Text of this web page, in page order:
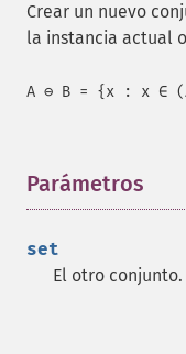
Crear un nuevo
la instancia actual
A ⊖ B = {x : x ∈
Parámetros
set
El otro conjunto.